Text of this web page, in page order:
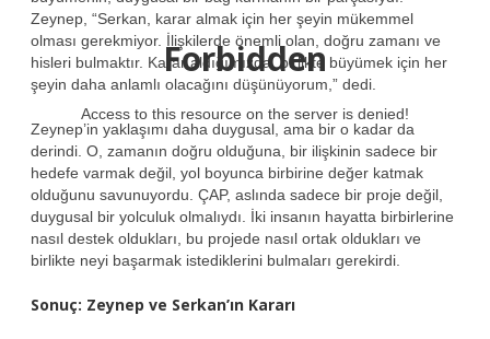
Zeynep, “Serkan, karar almak için her şeyin mükemmel
olması gerekmiyor. İlişkilerde önemli olan, doğru zamanı ve
hisleri bulmaktır. Karar aldığımızda, birlikte büyümek için her
şeyin daha anlamlı olacağını düşünüyorum,” dedi.
Zeynep’in yaklaşımı daha duygusal, ama bir o kadar da
derindi. O, zamanın doğru olduğuna, bir ilişkinin sadece bir
hedefe varmak değil, yol boyunca birbirine değer katmak
olduğunu savunuyordu. ÇAP, aslında sadece bir proje değil,
duygusal bir yolculuk olmalıydı. İki insanın hayatta birbirlerine
nasıl destek oldukları, bu projede nasıl ortak oldukları ve
birlikte neyi başarmak istediklerini bulmaları gerekirdi.
Sonuç: Zeynep ve Serkan’ın Kararı
Forbidden
Access to this resource on the server is denied!